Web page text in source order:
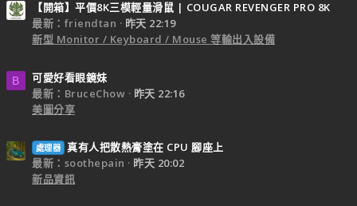
【開箱】平價8K三模輕量滑鼠 | COUGAR REVENGER PRO 8K
最新：friendtan
昨天 22:19
新型 Monitor / Keyboard / Mouse 等輸出入設備
B
可愛好看眼鏡妹
最新：BruceChow
昨天 22:16
美圖分享
處理器 真有人把散熱膏塗在 CPU 腳座上
最新：soothepain
昨天 20:02
新品資訊